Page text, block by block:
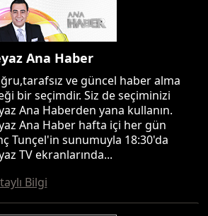
Ana Haber
ve güncel haber alma
bir seçimdir. Siz de seçiminizi
Ana Haberden yana kullanın.
Ana Haber hafta içi her gün
Tunçel'in sunumuyla 18:30'da
TV ekranlarında...
Bilgi